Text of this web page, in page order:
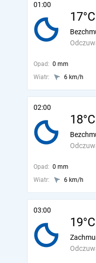
01:00
17°C
Opad: 0 mm
Wiatr:
6 km/h
02:00
18°C
Opad: 0 mm
Wiatr:
6 km/h
03:00
19°C